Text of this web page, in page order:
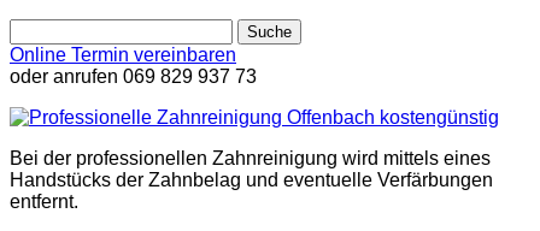
Online Termin vereinbaren
oder anrufen 069 829 937 73
Bei der professionellen Zahnreinigung wird mittels eines
Handstücks der Zahnbelag und eventuelle Verfärbungen
entfernt.